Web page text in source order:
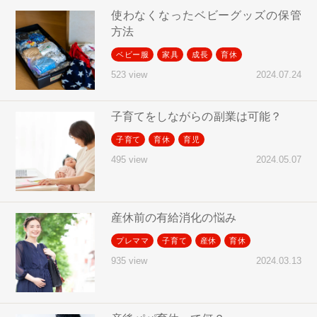
使わなくなったベビーグッズの保管
方法
ベビー服 家具 成長 育休
523 view 2024.07.24
子育てをしながらの副業は可能？
子育て 育休 育児
495 view 2024.05.07
産休前の有給消化の悩み
プレママ 子育て 産休 育休
935 view 2024.03.13